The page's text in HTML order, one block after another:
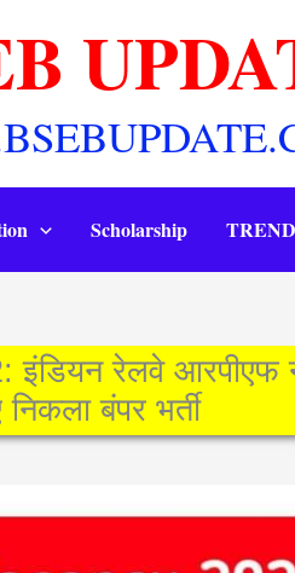
Scholarship
रेलवे आरपीएफ
बंपर भर्ती